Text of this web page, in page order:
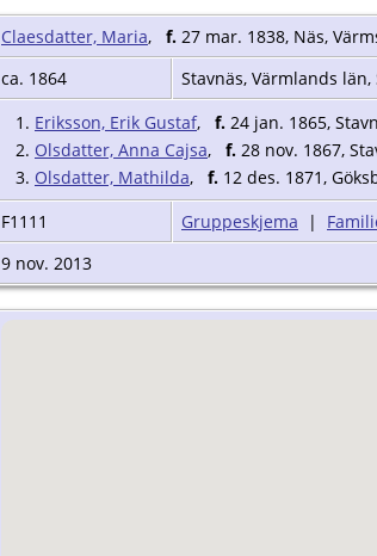
Claesdatter, Maria, f. 27 mar. 1838, Näs,
ca. 1864
Stavnäs, Värmlands län,
1. Eriksson, Erik Gustaf, f. 24 jan. 1865,
2. Olsdatter, Anna Cajsa, f. 28 nov. 1867,
3. Olsdatter, Mathilda, f. 12 des. 1871,
F1111 Gruppeskjema |
9 nov. 2013